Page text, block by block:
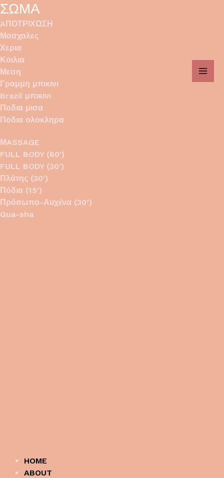
Μετάβαση
περιεχόμενο
ΣΩΜΑ
AΠΟΤΡΙΧΩΣΗ
Μασχαλες
Χερια
Κοιλια
Μεση
Γραμμη μπικινι
Brazil μπικινι
Ποδια μισα
Ποδια ολοκληρα
ΜASSAGE
FULL BODY (60′)
FULL BODY (30′)
Πλάτης (30′)
Πόδια (15′)
Πρόσωπο-Αυχένα (30’)
Gua-sha
HOME
ABOUT